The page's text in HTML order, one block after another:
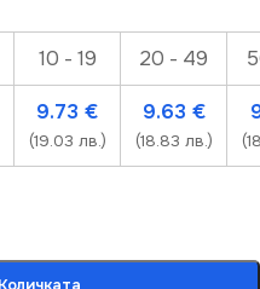
10 - 19 20 - 49
9.73 €
(19.03 лв.)
9.63 €
(18.83 лв.)